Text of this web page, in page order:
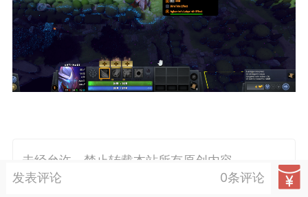
6 27
决方案/Solution -> Load Symbols
发表评论 0条评论
未经允许，禁止转载本站所有原创内容